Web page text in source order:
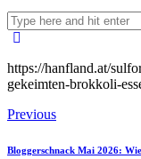
https://hanfland.at/
gekeimten-brokkoli-
Previous
Bloggerschnack Mai 2026: